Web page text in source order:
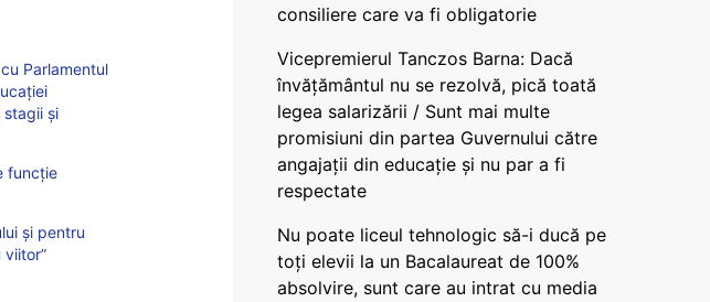
Parlamentul
stagii și
funcție
și pentru
consiliere care va fi obligatorie
Vicepremierul Tanczos Barna: Dacă
învățământul nu se rezolvă, pică toată
legea salarizării / Sunt mai multe
promisiuni din partea Guvernului către
angajații din educație și nu par a fi
respectate
Nu poate liceul tehnologic să-i ducă pe
toți elevii la un Bacalaureat de 100%
absolvire, sunt care au intrat cu media